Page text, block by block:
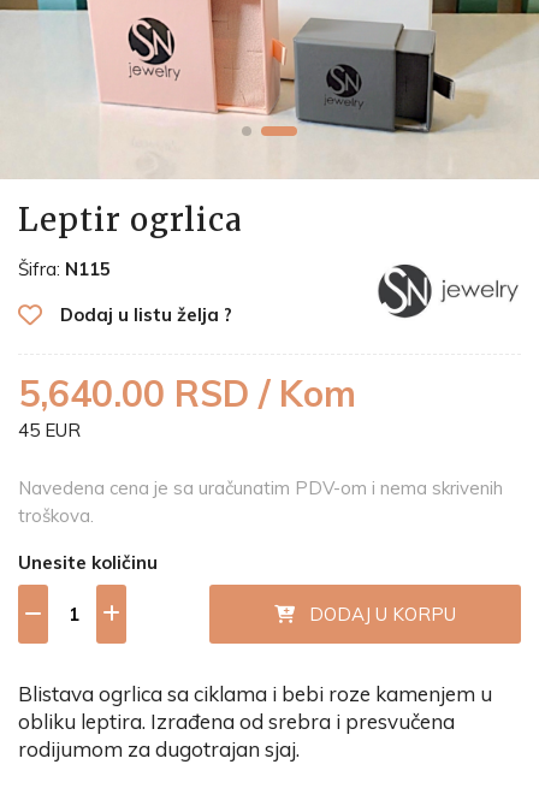
Leptir ogrlica
Šifra: N115
Dodaj u listu želja ?
5,640.00 RSD / Kom
45 EUR
Navedena cena je sa uračunatim PDV-om i nema skrivenih
troškova.
Unesite količinu
DODAJ U KORPU
Blistava ogrlica sa ciklama i bebi roze kamenjem u
obliku leptira. Izrađena od srebra i presvučena
rodijumom za dugotrajan sjaj.